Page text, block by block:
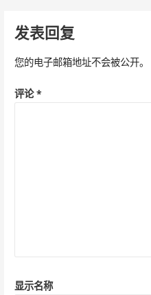
导
航
发表回复
您的电子邮箱地址不会被公开。
评论*
显示名称